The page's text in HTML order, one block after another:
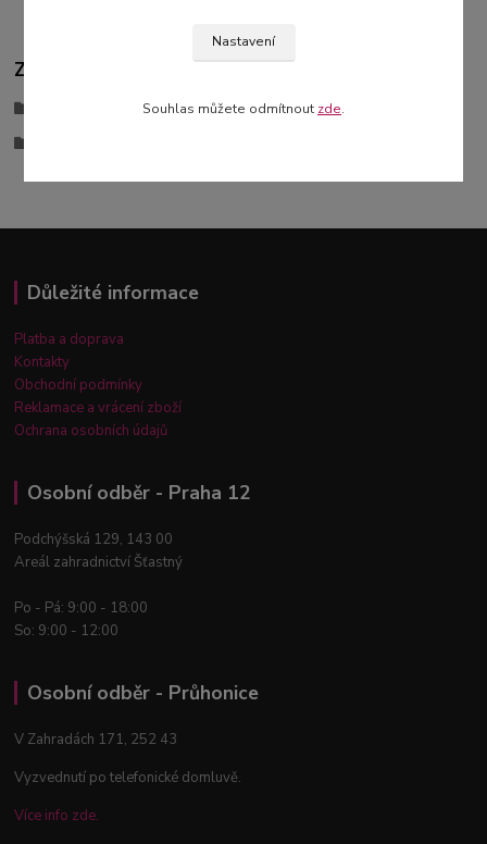
Zboží zařazeno v kategoriích
Ekologická domácnost
Důležité informace
Platba a doprava
Kontakty
Obchodní podmínky
Reklamace a vrácení zboží
Ochrana osobních údajů
Osobní odběr - Praha 12
Podchýšská 129, 143 00
Areál zahradnictví Šťastný
Po - Pá: 9:00 - 18:00
So: 9:00 - 12:00
Osobní odběr - Průhonice
V Zahradách 171, 252 43
Vyzvednutí po telefonické domluvě.
Více info zde.
Nastavení
Souhlas můžete odmítnout zde.